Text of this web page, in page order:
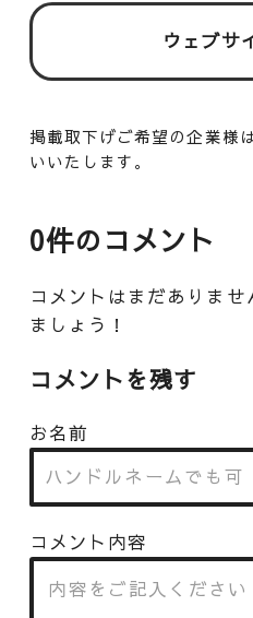
ウェブサ
掲載取下げご希望の企業様
いいたします。
0件のコメント
コメントはまだありませ
ましょう！
コメントを残す
お名前
コメント内容